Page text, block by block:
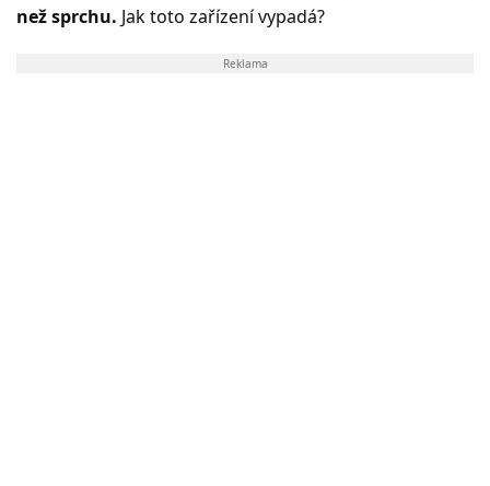
než sprchu. Jak toto zařízení vypadá?
Reklama